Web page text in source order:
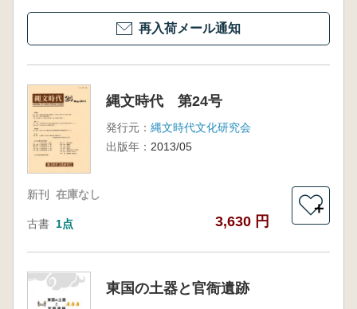
再入荷メール通知
縄文時代 第24号
発行元： 縄文時代文化研究会
出版年： 2013/05
新刊 在庫なし
古書 1点 3,630 円
＋
東国の土器と官衙遺跡